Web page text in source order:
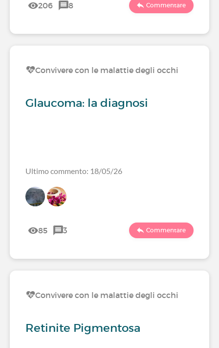
206 8 Commentare
Convivere con le malattie degli occhi
Glaucoma: la diagnosi
Ultimo commento: 18/05/26
85 3 Commentare
Convivere con le malattie degli occhi
Retinite Pigmentosa